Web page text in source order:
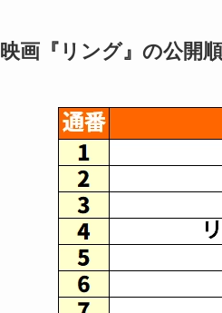
映画『リング』の公開